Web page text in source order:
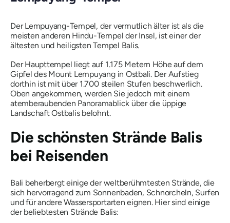
Der Lempuyang-Tempel, der vermutlich älter ist als die
meisten anderen Hindu-Tempel der Insel, ist einer der
ältesten und heiligsten Tempel Balis.
Der Haupttempel liegt auf 1.175 Metern Höhe auf dem
Gipfel des Mount Lempuyang in Ostbali. Der Aufstieg
dorthin ist mit über 1.700 steilen Stufen beschwerlich.
Oben angekommen, werden Sie jedoch mit einem
atemberaubenden Panoramablick über die üppige
Landschaft Ostbalis belohnt.
Die schönsten Strände Balis
bei Reisenden
Bali beherbergt einige der weltberühmtesten Strände, die
sich hervorragend zum Sonnenbaden, Schnorcheln, Surfen
und für andere Wassersportarten eignen. Hier sind einige
der beliebtesten Strände Balis: